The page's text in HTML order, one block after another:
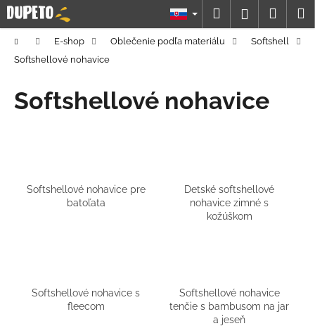
Prejsť
na
obsah
Hľadať
košík
DomovE-shop Oblečenie podľa materiálu
Softshell
Softshellové nohavice
Softshellové nohavice
Softshellové nohavice pre
batoľata
Detské softshellové
nohavice zimné s
kožúškom
Softshellové nohavice s
fleecom
Softshellové nohavice
tenčie s bambusom na jar
a jeseň
K
o
o
p